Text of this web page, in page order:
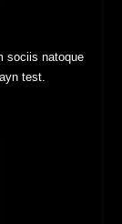
sociis natoque
test.